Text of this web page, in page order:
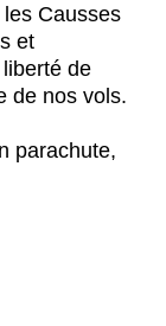
Causses
et
de
de nos vols.
parachute,